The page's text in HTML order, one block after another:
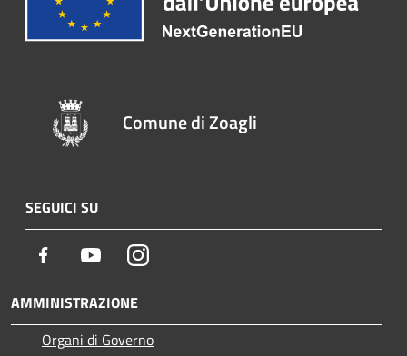
Comune di Zoagli
SEGUICI SU
Facebook YoutubeInstagram
AMMINISTRAZIONE
Organi di Governo